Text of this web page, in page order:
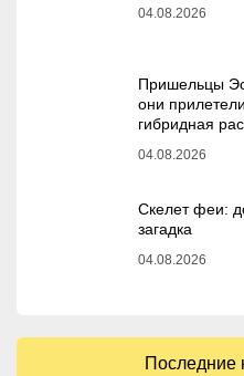
04.08.2026
Пришельцы
они
гибридная
04.08.2026
Скелет феи:
загадка
04.08.2026
Последние